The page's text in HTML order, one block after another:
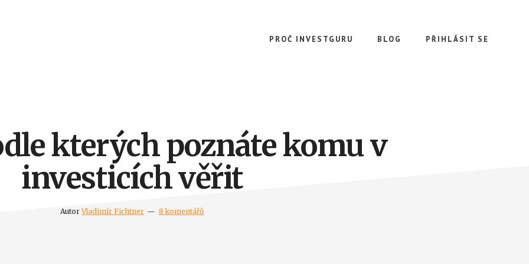
PROČ INVESTGURU BLOG PŘIHLÁSIT SE
kterých poznáte komu v
investicích věřit
AutorVladimír Fichtner 8 komentářů